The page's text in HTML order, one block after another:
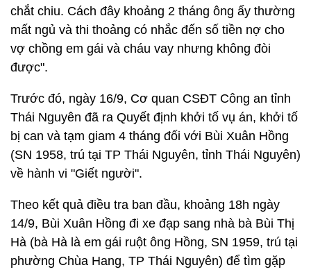
chắt chiu. Cách đây khoảng 2 tháng ông ấy thường
mất ngủ và thi thoảng có nhắc đến số tiền nợ cho
vợ chồng em gái và cháu vay nhưng không đòi
được".
Trước đó, ngày 16/9, Cơ quan CSĐT Công an tỉnh
Thái Nguyên đã ra Quyết định khởi tố vụ án, khởi tố
bị can và tạm giam 4 tháng đối với Bùi Xuân Hồng
(SN 1958, trú tại TP Thái Nguyên, tỉnh Thái Nguyên)
về hành vi "Giết người".
Theo kết quả điều tra ban đầu, khoảng 18h ngày
14/9, Bùi Xuân Hồng đi xe đạp sang nhà bà Bùi Thị
Hà (bà Hà là em gái ruột ông Hồng, SN 1959, trú tại
phường Chùa Hang, TP Thái Nguyên) để tìm gặp